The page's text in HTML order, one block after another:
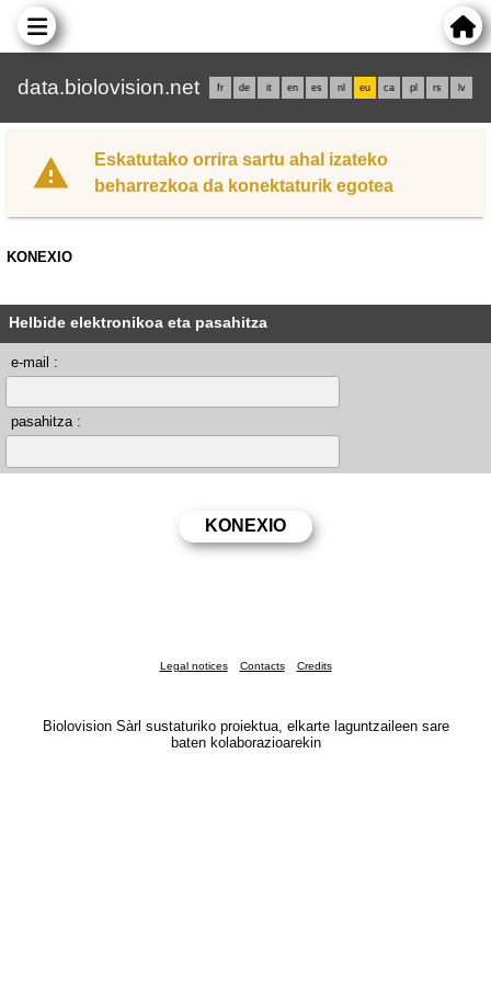
data.biolovision.net fr de it en es nl eu ca pl rs lv
Eskatutako orrira sartu ahal izateko
beharrezkoa da konektaturik egotea
KONEXIO
Helbide elektronikoa eta pasahitza
e-mail :
pasahitza :
Legal notices Contacts Credits
Biolovision Sàrl sustaturiko proiektua, elkarte laguntzaileen sare
baten kolaborazioarekin